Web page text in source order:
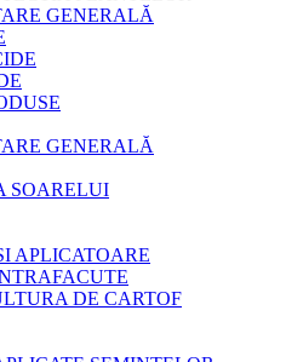
GENERALĂ
GENERALĂ
SOARELUI
APLICATOARE
DE CARTOF